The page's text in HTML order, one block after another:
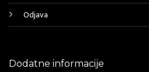
Odjava
Dodatne informacije